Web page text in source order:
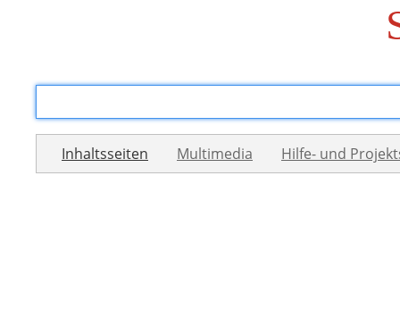
Inhaltsseiten Multimedia Hilfe- und